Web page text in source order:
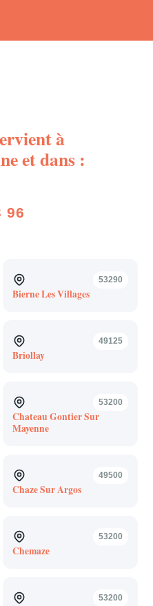
à
et dans :
96
53290
Bierne Les Villages
49125
Briollay
53200
Chateau Gontier Sur
Mayenne
49500
Chaze Sur Argos
53200
Chemaze
53200